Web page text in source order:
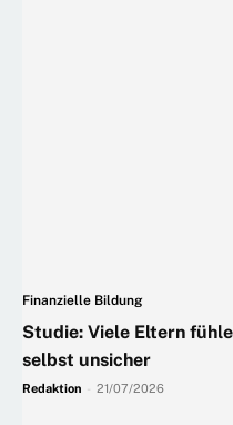
Finanzielle Bildung
Studie: Viele Eltern
selbst unsicher
Redaktion 21/07/2026